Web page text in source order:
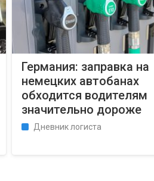
Германия: заправка на
немецких автобанах
обходится водителям
значительно дороже
Дневник логиста